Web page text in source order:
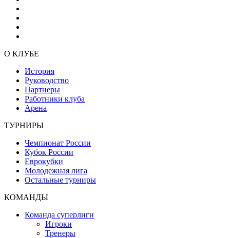
О КЛУБЕ
История
Руководство
Партнеры
Работники клуба
Арена
ТУРНИРЫ
Чемпионат России
Кубок России
Еврокубки
Молодежная лига
Остальные турниры
КОМАНДЫ
Команда суперлиги
Игроки
Тренеры